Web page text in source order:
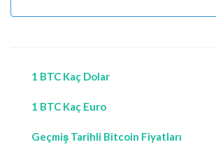
1 BTC Kaç Dolar
1 BTC Kaç Euro
Geçmiş Tarihli Bitcoin Fiyatları